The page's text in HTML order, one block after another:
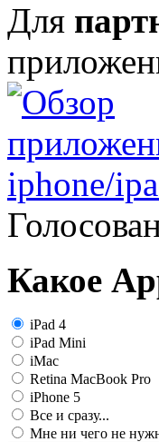
Для
Какое
iPad 4
iPad Mini
iMac
Retina MacBook Pro
iPhone 5
Все и сразу...
Мне ни чего не